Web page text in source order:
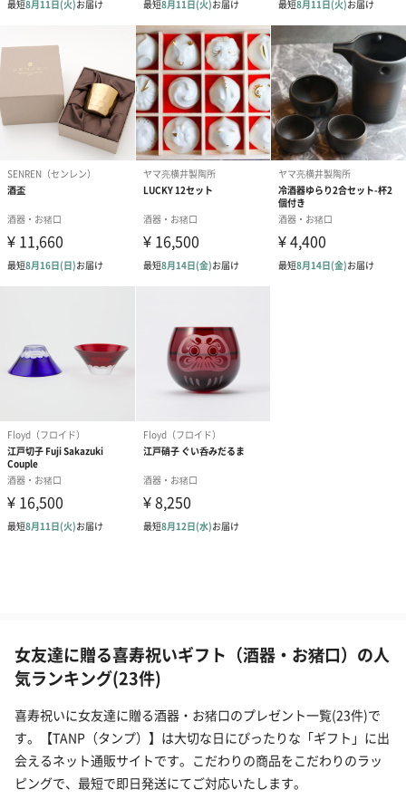
女友達に贈る喜寿祝いギフト（酒器・お猪口）の人
気ランキング(23件)
喜寿祝いに女友達に贈る酒器・お猪口のプレゼント一覧(23件)で
す。【TANP（タンプ）】は大切な日にぴったりな「ギフト」に出
会えるネット通販サイトです。こだわりの商品をこだわりのラッ
ピングで、最短で即日発送にてご対応いたします。